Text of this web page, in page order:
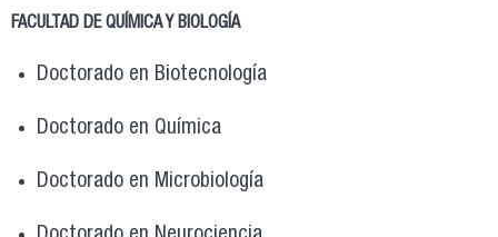
FACULTAD DE QUÍMICA Y BIOLOGÍA
Doctorado en Biotecnología
Doctorado en Química
Doctorado en Microbiología